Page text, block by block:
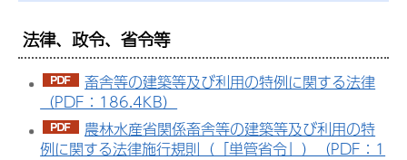
法律、政令、省令等
畜舎等の建築等及び利用の特例に関する法律
（PDF：186.4KB）
農林水産省関係畜舎等の建築等及び利用の特
例に関する法律施行規則（「単管省令」）（PDF：1